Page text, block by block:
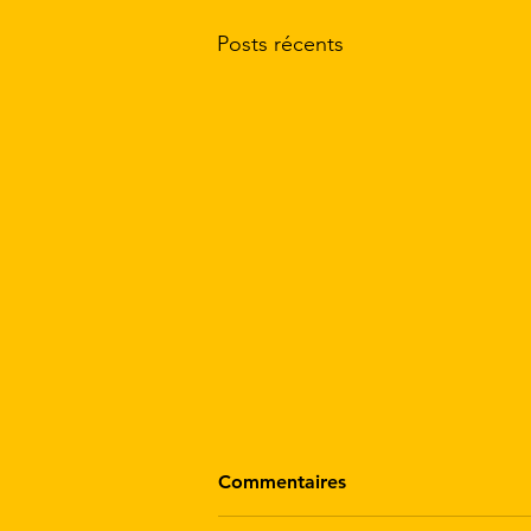
Posts récents
Commentaires